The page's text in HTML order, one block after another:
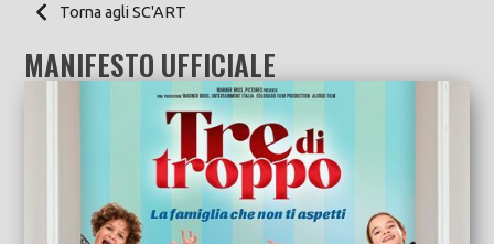
Torna agli SC'ART
MANIFESTO UFFICIALE